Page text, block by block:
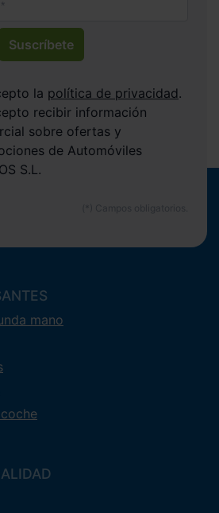
Suscríbete
la política de privacidad.
recibir información
sobre ofertas y
de Automóviles
S.L.
mano